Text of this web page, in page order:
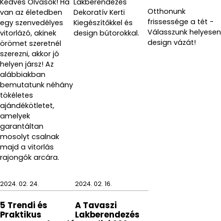
Kedves Olvasók! Ha
van az életedben
egy szenvedélyes
vitorlázó, akinek
örömet szeretnél
szerezni, akkor jó
helyen jársz! Az
alábbiakban
bemutatunk néhány
tökéletes
ajándékötletet,
amelyek
garantáltan
mosolyt csalnak
majd a vitorlás
rajongók arcára.
Lakberendezés
Dekoratív Kerti
Kiegészítőkkel és
design bútorokkal.
Otthonunk
frissessége a tét -
Válasszunk helyesen
design vázát!
2024. 02. 24.
5 Trendi és
Praktikus
2024. 02. 16.
A Tavaszi
Lakberendezés